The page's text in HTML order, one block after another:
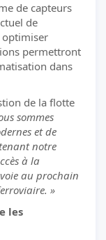
de capteurs
de
optimiser
permettront
dans
de la flotte
sommes
et de
notre
à la
au prochain
»
les